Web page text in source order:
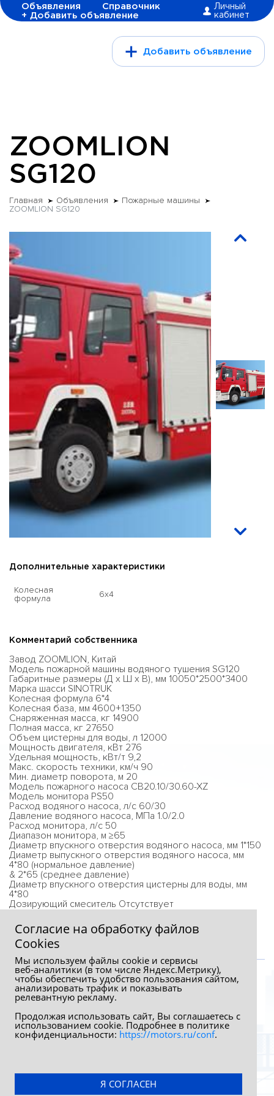
Объявления
Справочник
+ Добавить объявление
Личный
кабинет
Добавить объявление
ZOOMLION
SG120
Главная Объявления
Пожарные машины
ZOOMLION SG120
Дополнительные характеристики
Колесная
формула
6x4
Комментарий собственника
Завод ZOOMLION, Китай
Модель пожарной машины водяного тушения SG120
Габаритные размеры (Д х Ш х В), мм 10050*2500*3400
Марка шасси SINOTRUK
Колесная формула 6*4
Колесная база, мм 4600+1350
Снаряженная масса, кг 14900
Полная масса, кг 27650
Объем цистерны для воды, л 12000
Мощность двигателя, кВт 276
Удельная мощность, кВт/т 9,2
Макс. скорость техники, км/ч 90
Мин. диаметр поворота, м 20
Модель пожарного насоса CB20.10/30.60-XZ
Модель монитора PS50
Расход водяного насоса, л/с 60/30
Давление водяного насоса, МПа 1.0/2.0
Расход монитора, л/с 50
Диапазон монитора, м ≥65
Диаметр впускного отверстия водяного насоса, мм 1*150
Диаметр выпускного отверстия водяного насоса, мм
4*80 (нормальное давление)
& 2*65 (среднее давление)
Диаметр впускного отверстия цистерны для воды, мм
4*80
Дозирующий смеситель Отсутствует
Согласие на обработку файлов
Сookies
Мы используем файлы cookie и сервисы
веб‑аналитики (в том числе Яндекс.Метрику),
чтобы обеспечить удобство пользования сайтом,
анализировать трафик и показывать
релевантную рекламу.
Продолжая использовать сайт, Вы соглашаетесь с
использованием cookie. Подробнее в политике
конфиденциальности: https://motors.ru/conf.
Я СОГЛАСЕН